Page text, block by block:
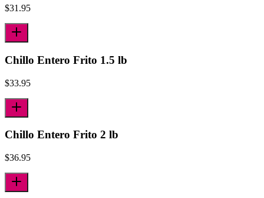
$31.95
Chillo Entero Frito 1.5 lb
$33.95
Chillo Entero Frito 2 lb
$36.95